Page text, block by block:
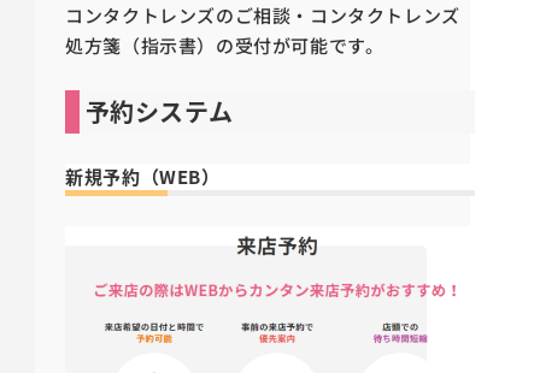
コンタクトレンズのご相談・コンタクトレンズ
処方箋（指示書）の受付が可能です。
予約システム
新規予約（WEB）